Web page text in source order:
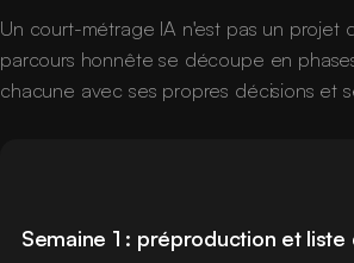
Un court-métrage IA n'est pas un projet
parcours honnête se découpe en
chacune avec ses propres décisions et
Semaine 1 : préproduction et liste